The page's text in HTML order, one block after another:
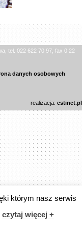
tel. 022 622 70 97, fax 0 22
danych osobowych
realizacja: estinet.pl
którym nasz serwis
czytaj więcej +